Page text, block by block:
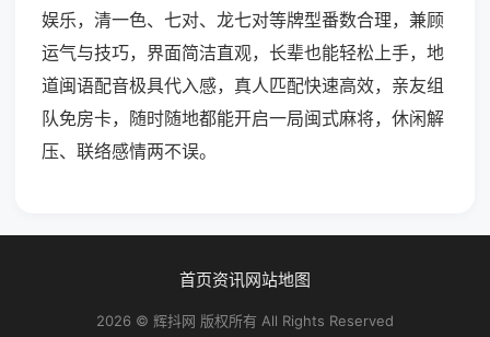
娱乐，清一色、七对、龙七对等牌型番数合理，兼顾
运气与技巧，界面简洁直观，长辈也能轻松上手，地
道闽语配音极具代入感，真人匹配快速高效，亲友组
队免房卡，随时随地都能开启一局闽式麻将，休闲解
压、联络感情两不误。
首页资讯网站地图
2026 © 辉抖网 版权所有 All Rights Reserved